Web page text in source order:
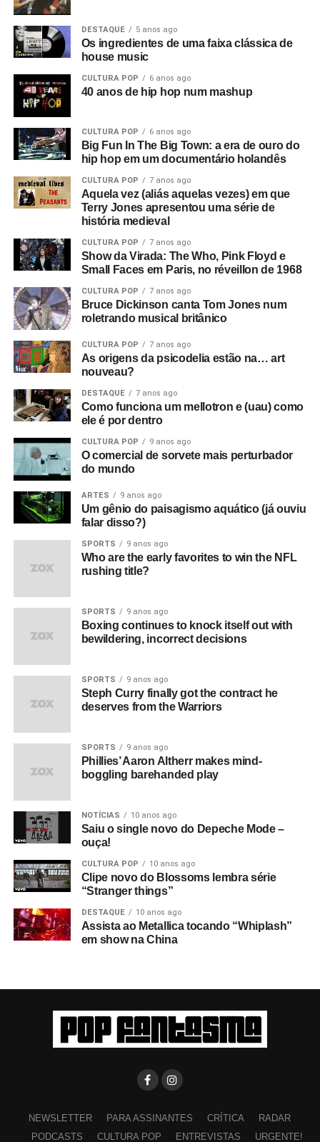
DESTAQUE 5 anos ago
Os ingredientes de uma faixa clássica de
house music
CULTURA POP 6 anos ago
40 anos de hip hop num mashup
CULTURA POP 6 anos ago
Big Fun In The Big Town: a era de ouro do
hip hop em um documentário holandês
CULTURA POP 7 anos ago
Aquela vez (aliás aquelas vezes) em que
Terry Jones apresentou uma série de
história medieval
CULTURA POP 7 anos ago
Show da Virada: The Who, Pink Floyd e
Small Faces em Paris, no réveillon de 1968
CULTURA POP 7 anos ago
Bruce Dickinson canta Tom Jones num
roletrando musical britânico
CULTURA POP 7 anos ago
As origens da psicodelia estão na… art
nouveau?
DESTAQUE 7 anos ago
Como funciona um mellotron e (uau) como
ele é por dentro
CULTURA POP 9 anos ago
O comercial de sorvete mais perturbador
do mundo
ARTES 9 anos ago
Um gênio do paisagismo aquático (já ouviu
falar disso?)
SPORTS 9 anos ago
Who are the early favorites to win the NFL
rushing title?
SPORTS 9 anos ago
Boxing continues to knock itself out with
bewildering, incorrect decisions
SPORTS 9 anos ago
Steph Curry finally got the contract he
deserves from the Warriors
SPORTS 9 anos ago
Phillies’ Aaron Altherr makes mind-
boggling barehanded play
NOTÍCIAS 10 anos ago
Saiu o single novo do Depeche Mode –
ouça!
CULTURA POP 10 anos ago
Clipe novo do Blossoms lembra série
“Stranger things”
DESTAQUE 10 anos ago
Assista ao Metallica tocando “Whiplash”
em show na China
NEWSLETTER PARA ASSINANTES CRÍTICA
RADAR
PODCASTS
CULTURA POP ENTREVISTAS URGENTE!